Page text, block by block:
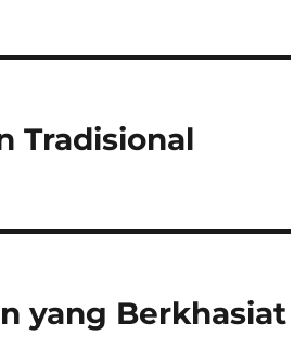
Tradisional
yang Berkhasiat